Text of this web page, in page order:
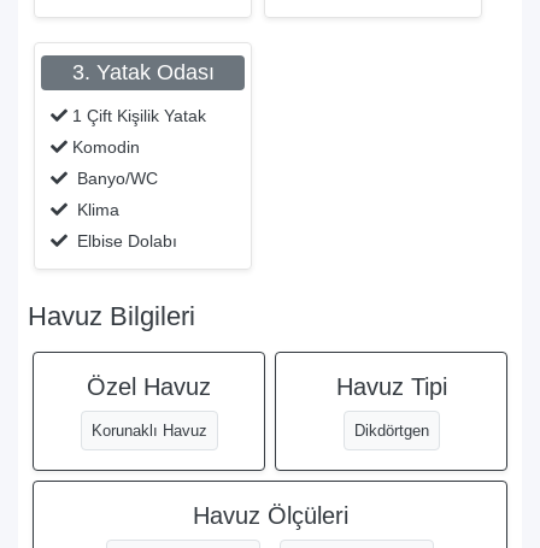
3. Yatak Odası
1 Çift Kişilik Yatak
Komodin
Banyo/WC
Klima
Elbise Dolabı
Havuz Bilgileri
Özel Havuz
Korunaklı Havuz
Havuz Tipi
Dikdörtgen
Havuz Ölçüleri